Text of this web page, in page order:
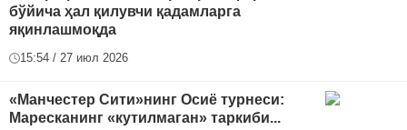
бўйича ҳал қилувчи қадамларга
яқинлашмоқда
15:54 / 27 июл 2026
«Манчестер Сити»нинг Осиё турнеси:
Маресканинг «кутилмаган» таркиби...